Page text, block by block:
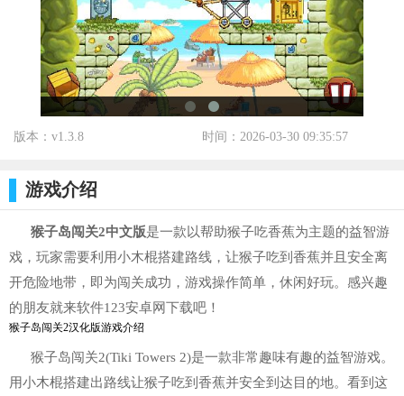
版本：v1.3.8 时间：2026-03-30 09:35:57
游戏介绍
猴子岛闯关2中文版是一款以帮助猴子吃香蕉为主题的益智游
戏，玩家需要利用小木棍搭建路线，让猴子吃到香蕉并且安全离
开危险地带，即为闯关成功，游戏操作简单，休闲好玩。感兴趣
的朋友就来软件123安卓网下载吧！
猴子岛闯关2汉化版游戏介绍
猴子岛闯关2(Tiki Towers 2)是一款非常趣味有趣的益智游戏。
用小木棍搭建出路线让猴子吃到香蕉并安全到达目的地。看到这